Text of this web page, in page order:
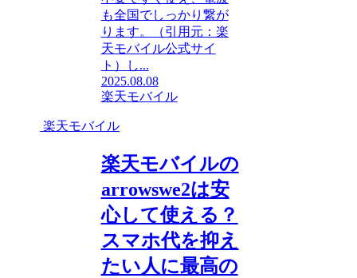
も全国でしっかり繋が
ります。（引用元：楽
天モバイル公式サイ
ト）し...
2025.08.08
楽天モバイル
楽天モバイル
楽天モバイルの
arrowswe2は安
心して使える？
スマホ代を抑え
たい人に最高の